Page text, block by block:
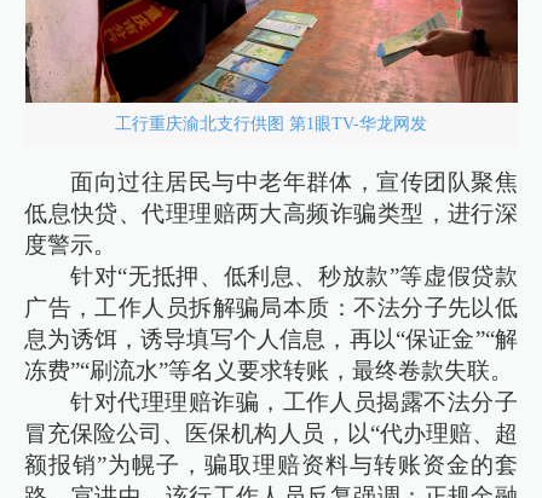
工行重庆渝北支行供图 第1眼TV-华龙网发
面向过往居民与中老年群体，宣传团队聚焦
低息快贷、代理理赔两大高频诈骗类型，进行深
度警示。
针对“无抵押、低利息、秒放款”等虚假贷款
广告，工作人员拆解骗局本质：不法分子先以低
息为诱饵，诱导填写个人信息，再以“保证金”“解
冻费”“刷流水”等名义要求转账，最终卷款失联。
针对代理理赔诈骗，工作人员揭露不法分子
冒充保险公司、医保机构人员，以“代办理赔、超
额报销”为幌子，骗取理赔资料与转账资金的套